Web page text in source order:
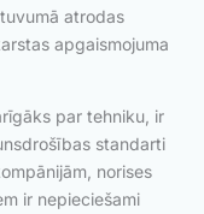
atrodas
apgaismojuma
par tehniku, ir
standarti
norises
ir nepieciešami